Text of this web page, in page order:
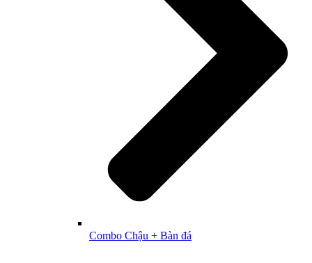
Combo Chậu + Bàn đá